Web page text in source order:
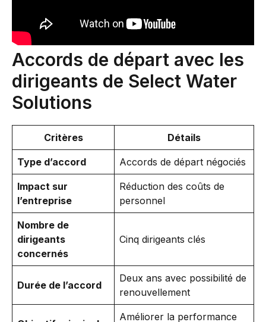
Accords de départ avec les
dirigeants de Select Water
Solutions
Critères Détails
Type d’accord Accords de départ négociés
Impact sur
l’entreprise
Réduction des coûts de
personnel
Nombre de
dirigeants
concernés
Cinq dirigeants clés
Durée de l’accord
Deux ans avec possibilité de
renouvellement
Améliorer la performance